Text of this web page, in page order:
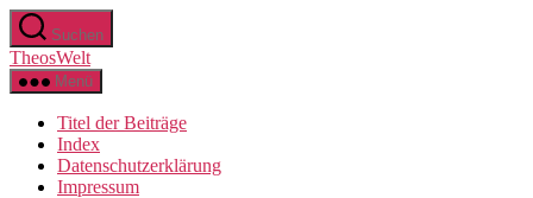
Zum
Inhalt
springen
Suchen
TheosWelt
Menü
Titel der Beiträge
Index
Datenschutzerklärung
Impressum